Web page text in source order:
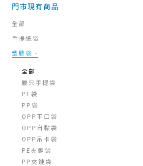
門市現有商品
全部
手提紙袋
塑膠袋 -
全部
腰只手提袋
PE袋
PP袋
OPP平口袋
OPP自黏袋
OPP吊卡袋
PE夾鏈袋
PP夾鏈袋